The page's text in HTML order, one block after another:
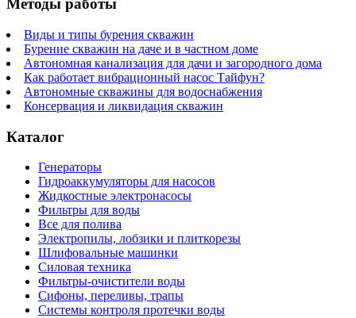
Методы работы
Виды и типы бурения скважин
Бурение скважин на даче и в частном доме
Автономная канализация для дачи и загородного дома
Как работает вибрационный насос Тайфун?
Автономные скважины для водоснабжения
Консервация и ликвидация скважин
Каталог
Генераторы
Гидроаккумуляторы для насосов
Жидкостные электронасосы
Фильтры для воды
Все для полива
Электропилы, лобзики и плиткорезы
Шлифовальные машинки
Силовая техника
Фильтры-очистители воды
Сифоны, переливы, трапы
Системы контроля протечки воды